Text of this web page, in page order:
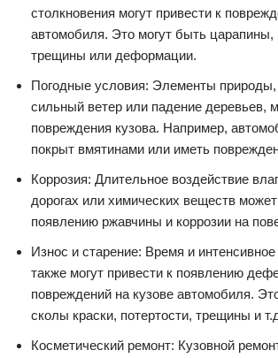
столкновения могут привести к
автомобиля. Это могут быть царапины,
трещины или деформации.
Погодные условия: Элементы природы,
сильный ветер или падение деревьев,
повреждения кузова. Например,
покрыт вмятинами или иметь
Коррозия: Длительное воздействие
дорогах или химических веществ
появлению ржавчины и коррозии на
Износ и старение: Время и
также могут привести к появлению
повреждений на кузове автомобиля.
сколы краски, потертости, трещины и
Косметический ремонт: Кузовной